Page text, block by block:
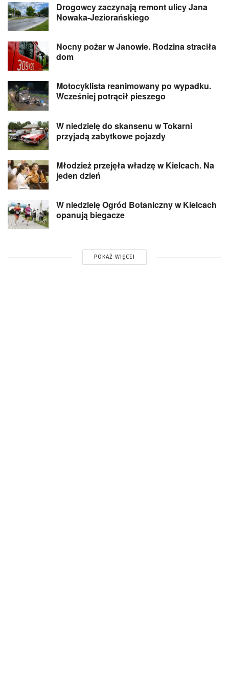
Drogowcy zaczynają remont ulicy Jana
Nowaka-Jeziorańskiego
Nocny pożar w Janowie. Rodzina straciła
dom
Motocyklista reanimowany po wypadku.
Wcześniej potrącił pieszego
W niedzielę do skansenu w Tokarni
przyjadą zabytkowe pojazdy
Młodzież przejęła władzę w Kielcach. Na
jeden dzień
W niedzielę Ogród Botaniczny w Kielcach
opanują biegacze
POKAŻ WIĘCEJ